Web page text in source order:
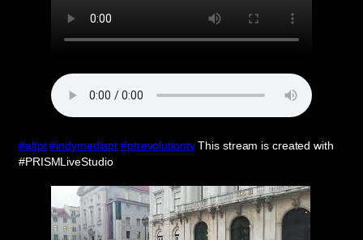
#altpt #indymediapt #ptrevolutiontvThis stream is created with
#PRISMLiveStudio